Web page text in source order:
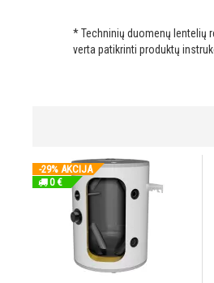
* Techninių duomenų lentelių
verta patikrinti produktų
-29% AKCIJA
0 €